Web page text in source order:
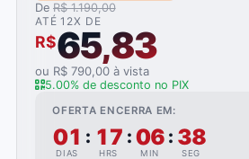
De R$ 1.190,00
ATÉ 12X DE
R$65,83
ou R$ 790,00 à vista
5.00% de desconto no PIX
OFERTA ENCERRA EM:
01
DIAS
: 17
HRS
: 06
MIN
: 37
SEG